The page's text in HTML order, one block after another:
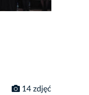
14 zdjęć